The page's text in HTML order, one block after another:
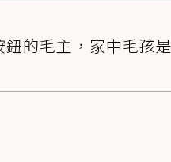
的毛主，家中毛孩